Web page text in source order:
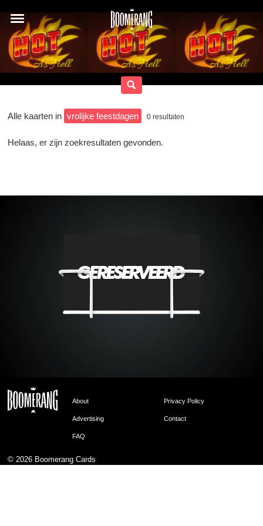
Alle kaarten in vrolijke feestdagen 0 resultaten
Helaas, er zijn zoekresultaten gevonden.
About Privacy Policy
Advertising Contact
FAQ
© 2026 Boomerang Cards